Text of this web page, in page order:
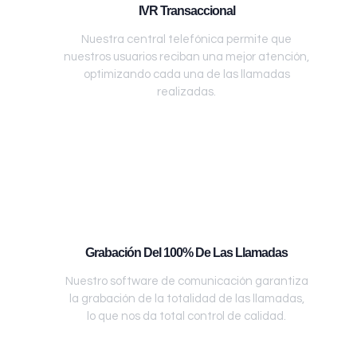
IVR Transaccional
Nuestra central telefónica permite que
nuestros usuarios reciban una mejor atención,
optimizando cada una de las llamadas
realizadas.
Grabación Del 100% De Las Llamadas
Nuestro software de comunicación garantiza
la grabación de la totalidad de las llamadas,
lo que nos da total control de calidad.